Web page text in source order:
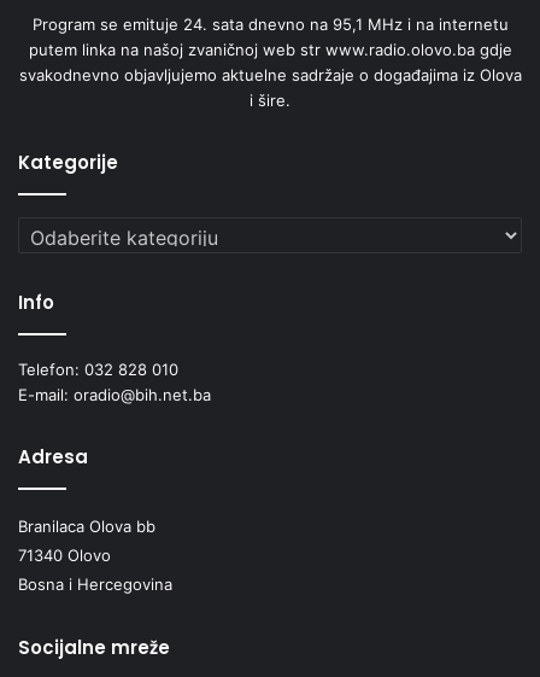
Program se emituje 24. sata dnevno na 95,1 MHz i na internetu
putem linka na našoj zvaničnoj web str www.radio.olovo.ba gdje
svakodnevno objavljujemo aktuelne sadržaje o događajima iz Olova
i šire.
Kategorije
Kategorije
Info
Telefon: 032 828 010
E-mail: oradio@bih.net.ba
Adresa
Branilaca Olova bb
71340 Olovo
Bosna i Hercegovina
Socijalne mreže